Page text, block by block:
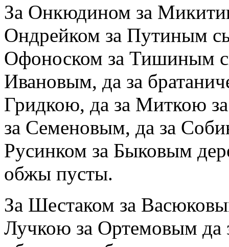
За Онкюдином за
Ондрейком за Путиным
Офоноском за Тишиным
Ивановым, да за
Гридкою, да за Миткою
за Семеновым, да за
Русинком за Быковым
обжы пусты.
За Шестаком за
Лучкою за Ортемовым да